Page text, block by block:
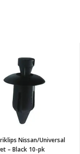
Universal
Nissan/Universal
– Black 10-pk